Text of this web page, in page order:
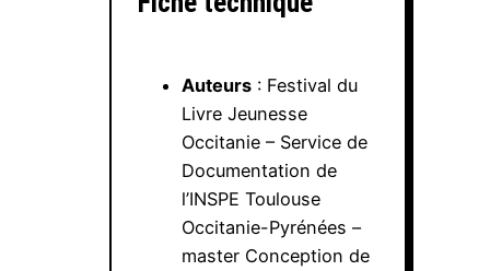
Auteurs : Festival du
Livre Jeunesse
Occitanie – Service de
Documentation de
l’INSPE Toulouse
Occitanie-Pyrénées –
master Conception de